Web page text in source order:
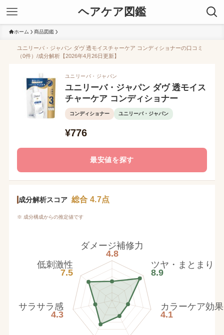
ヘアケア図鑑
ホーム 商品図鑑
ユニリーバ・ジャパン ダヴ 透モイスチャーケア コンディショナーの口コミ
（0件）/成分解析【2026年4月26日更新】
ユニリーバ・ジャパン
ユニリーバ・ジャパン ダヴ 透モイス
チャーケア コンディショナー
コンディショナー ユニリーバ・ジャパン
¥776
最安値を探す
成分解析スコア 総合 4.7点
※ 成分構成からの推定値です
ダメージ補修力
4.8
ツヤ・まとまり
8.9
カラーケア効果
4.1
サラサラ感
4.3
低刺激性
7.5